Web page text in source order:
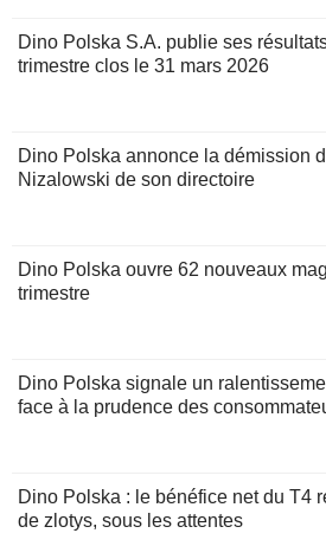
Dino Polska S.A. publie ses
trimestre clos le 31 mars 2026
Dino Polska annonce la démission
Nizalowski de son directoire
Dino Polska ouvre 62 nouveaux
trimestre
Dino Polska signale un
face à la prudence des
Dino Polska : le bénéfice net du T4
de zlotys, sous les attentes